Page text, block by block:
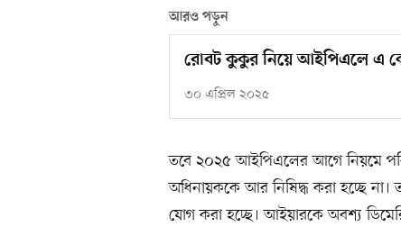
আরও পড়ুন
রোবট কুকুর নিয়ে আইপিএলে এ
৩০ এপ্রিল ২০২৫
তবে ২০২৫ আইপিএলের আগে নিয়মে
অধিনায়ককে আর নিষিদ্ধ করা হচ্ছে না।
যোগ করা হচ্ছে। আইয়ারকে অবশ্য